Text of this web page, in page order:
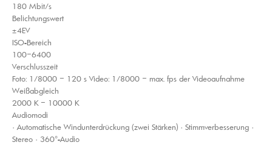
180 Mbit/s
Belichtungswert
±4EV
ISO-Bereich
100–6400
Verschlusszeit
Foto: 1/8000 – 120 s Video: 1/8000 – max. fps der Videoaufnahme
Weißabgleich
2000 K – 10000 K
Audiomodi
· Automatische Windunterdrückung (zwei Stärken) · Stimmverbesserung ·
Stereo · 360°-Audio